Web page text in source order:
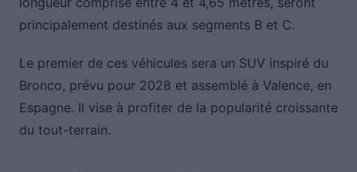
principalement destinés aux segments B et C.
Le premier de ces véhicules sera un SUV inspiré du
Bronco, prévu pour 2028 et assemblé à Valence, en
Espagne. Il vise à profiter de la popularité croissante
du tout-terrain.